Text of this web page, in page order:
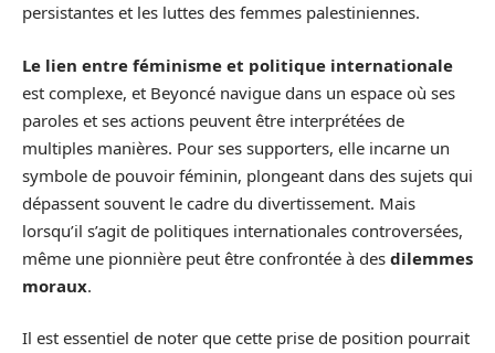
persistantes et les luttes des femmes palestiniennes.
Le lien entre féminisme et politique internationale
est complexe, et Beyoncé navigue dans un espace où ses
paroles et ses actions peuvent être interprétées de
multiples manières. Pour ses supporters, elle incarne un
symbole de pouvoir féminin, plongeant dans des sujets qui
dépassent souvent le cadre du divertissement. Mais
lorsqu’il s’agit de politiques internationales controversées,
même une pionnière peut être confrontée à des dilemmes
moraux.
Il est essentiel de noter que cette prise de position pourrait